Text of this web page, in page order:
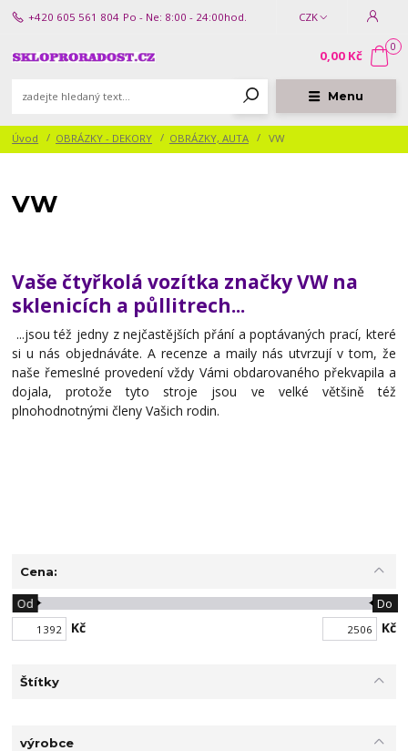
Menu
CZK
+420 605 561 804 Po - Ne: 8:00 - 24:00hod.
0
0,00 Kč
Úvod OBRÁZKY - DEKORY OBRÁZKY, AUTA VW
VW
Vaše čtyřkolá vozítka značky VW na
sklenicích a půllitrech...
...jsou též jedny z nejčastějších přání a poptávaných prací, které
si u nás objednáváte. A recenze a maily nás utvrzují v tom, že
naše řemeslné provedení vždy Vámi obdarovaného překvapila a
dojala, protože tyto stroje jsou ve velké většině též
plnohodnotnými členy Vašich rodin.
Cena:
Kč
Od Do
Kč
Štítky
výrobce